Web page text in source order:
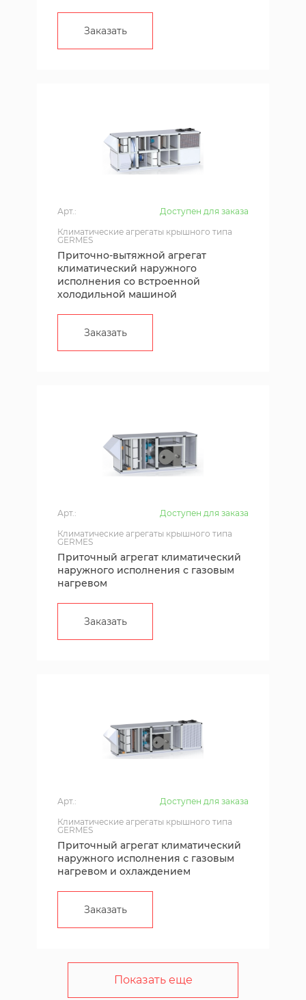
Заказать
Арт.:
Доступен для заказа
Климатические агрегаты крышного типа
GERMES
Приточно-вытяжной агрегат
климатический наружного
исполнения со встроенной
холодильной машиной
Заказать
Арт.:
Доступен для заказа
Климатические агрегаты крышного типа
GERMES
Приточный агрегат климатический
наружного исполнения с газовым
нагревом
Заказать
Арт.:
Доступен для заказа
Климатические агрегаты крышного типа
GERMES
Приточный агрегат климатический
наружного исполнения с газовым
нагревом и охлаждением
Заказать
Показать еще